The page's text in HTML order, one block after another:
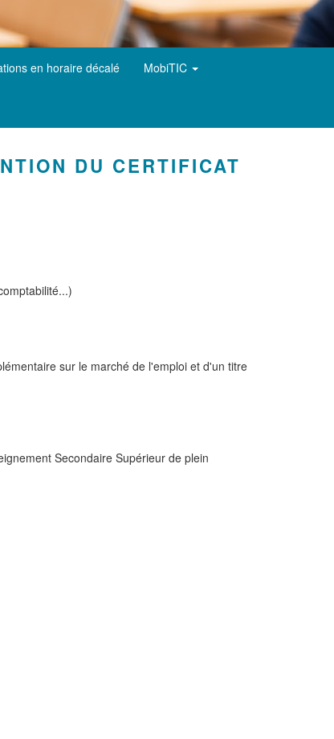
en horaire décalé MobiTIC
DU CERTIFICAT
sur le marché de l'emploi et d'un titre
Secondaire Supérieur de plein